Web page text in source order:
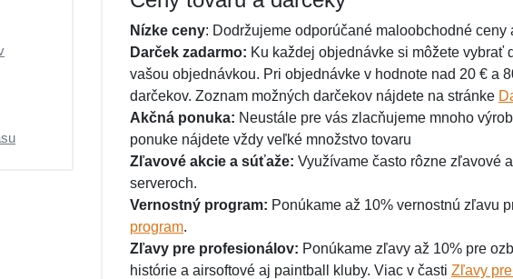
Nízke ceny: Dodržujeme odporúčané maloobchodné
Darček zadarmo: Ku každej objednávke si môžete vybrať
vašou objednávkou. Pri objednávke v hodnote nad 20 € a
darčekov. Zoznam možných darčekov nájdete na stránke
Akčná ponuka: Neustále pre vás zlacňujeme mnoho
ponuke nájdete vždy veľké množstvo tovaru
Zľavové akcie a súťaže: Využívame často rôzne zľavové
serveroch.
Vernostný program: Ponúkame až 10% vernostnú zľavu
program.
Zľavy pre profesionálov: Ponúkame zľavy až 10% pre
histórie a airsoftové aj paintball kluby. Viac v časti Zľavy